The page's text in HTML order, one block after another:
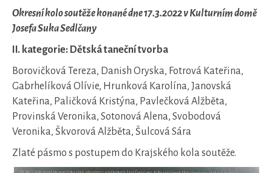
Okresní kolo soutěže konané dne 17.3.2022 v Kulturním domě
Josefa Suka Sedlčany
II. kategorie: Dětská taneční tvorba
Borovičková Tereza, Danish Oryska, Fotrová Kateřina,
Gabrhelíková Olívie, Hrunková Karolína, Janovská
Kateřina, Paličková Kristýna, Pavlečková Alžběta,
Provinská Veronika, Sotonová Alena, Svobodová
Veronika, Škvorová Alžběta, Šulcová Sára
Zlaté pásmo s postupem do Krajského kola soutěže.